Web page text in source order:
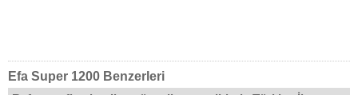
Efa Super 1200 Benzerleri